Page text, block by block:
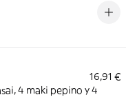
16,91 €
4 maki pepino y 4